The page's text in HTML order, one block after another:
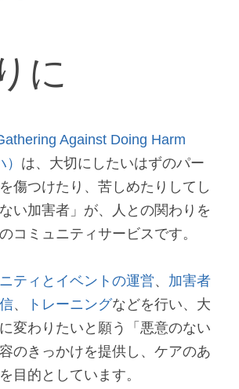
に
Against Doing Harm
は、大切にしたいはずのパー
傷つけたり、苦しめたりしてし
い加害者」が、人との関わりを
コミュニティサービスです。
ティとイベントの運営、 加害者
、 トレーニングなどを行い、大
変わりたいと願う「悪意のない
のきっかけを提供し、ケアのあ
目的としています。